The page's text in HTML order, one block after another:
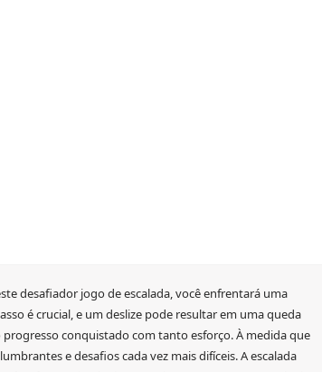
desafiador jogo de escalada, você enfrentará uma
é crucial, e um deslize pode resultar em uma queda
conquistado com tanto esforço. À medida que
e desafios cada vez mais difíceis. A escalada